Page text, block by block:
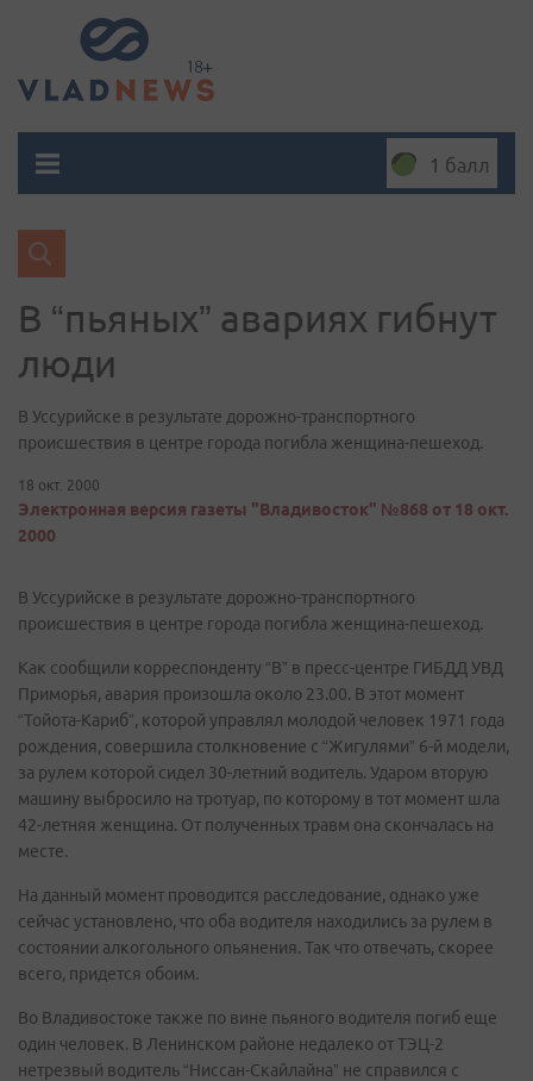
1 балл
В “пьяных” авариях гибнут
люди
В Уссурийске в результате дорожно-транспортного
происшествия в центре города погибла женщина-пешеход.
18 окт. 2000
Электронная версия газеты "Владивосток" №868 от 18 окт.
2000
В Уссурийске в результате дорожно-транспортного
происшествия в центре города погибла женщина-пешеход.
Как сообщили корреспонденту “В” в пресс-центре ГИБДД УВД
Приморья, авария произошла около 23.00. В этот момент
“Тойота-Кариб”, которой управлял молодой человек 1971 года
рождения, совершила столкновение с “Жигулями” 6-й модели,
за рулем которой сидел 30-летний водитель. Ударом вторую
машину выбросило на тротуар, по которому в тот момент шла
42-летняя женщина. От полученных травм она скончалась на
месте.
На данный момент проводится расследование, однако уже
сейчас установлено, что оба водителя находились за рулем в
состоянии алкогольного опьянения. Так что отвечать, скорее
всего, придется обоим.
Во Владивостоке также по вине пьяного водителя погиб еще
один человек. В Ленинском районе недалеко от ТЭЦ-2
нетрезвый водитель “Ниссан-Скайлайна” не справился с